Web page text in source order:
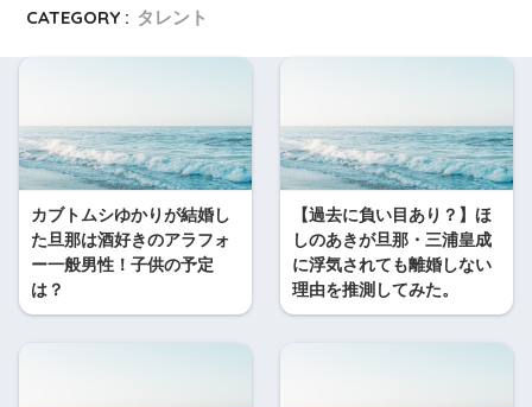
CATEGORY : タレント
カブトムシゆかりが結婚し
た旦那は酒好きのアラフォ
ー一般男性！子供の予定
は？
【過去に負い目あり？】ほ
しのあきが旦那・三浦皇成
に浮気されても離婚しない
理由を推測してみた。